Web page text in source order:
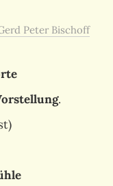
Peter Bischoff
.